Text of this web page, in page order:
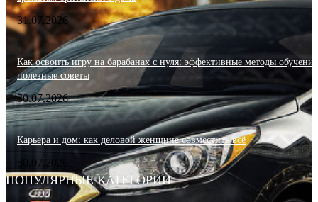
31.07.2026
Как освоить игру на барабанах с нуля: эффективные методы
полезные советы
30.07.2026
Карьера и дом: как деловой женщине совместить всё
30.07.2026
ПОПУЛЯРНЫЕ КАТЕГОРИИ